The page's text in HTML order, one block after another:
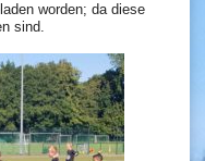
worden; da diese
sind.